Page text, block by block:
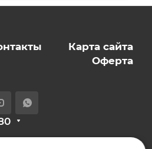
Карта сайта
Оферта